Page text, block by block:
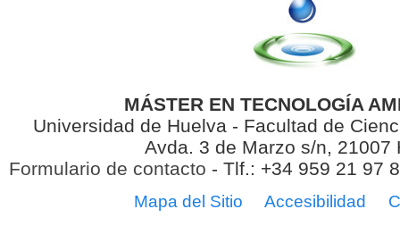
MÁSTER EN TECNOLOGÍA
Universidad de Huelva - Facultad de
Avda. 3 de Marzo s/n, 21007
Formulario de contacto - Tlf.: +34 959 21 97
Mapa del Sitio Accesibilidad